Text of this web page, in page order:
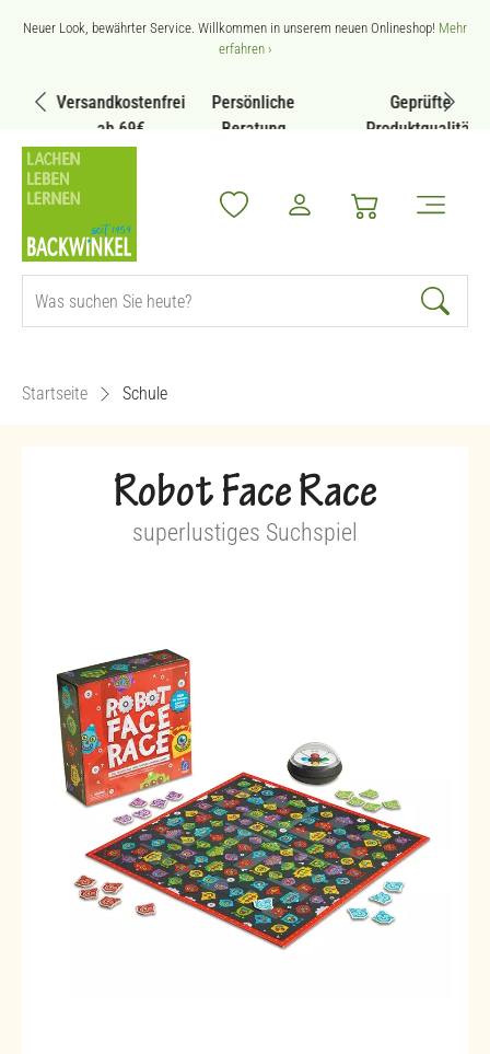
Zum Hauptinhalt springen
Neuer Look, bewährter Service. Willkommen in unserem neuen Onlineshop! Mehr
erfahren ›
Versandkostenfrei
ab 69€
Persönliche
Beratung
Geprüfte
Produktqualität
Startseite Schule
Robot Face Race
superlustiges Suchspiel